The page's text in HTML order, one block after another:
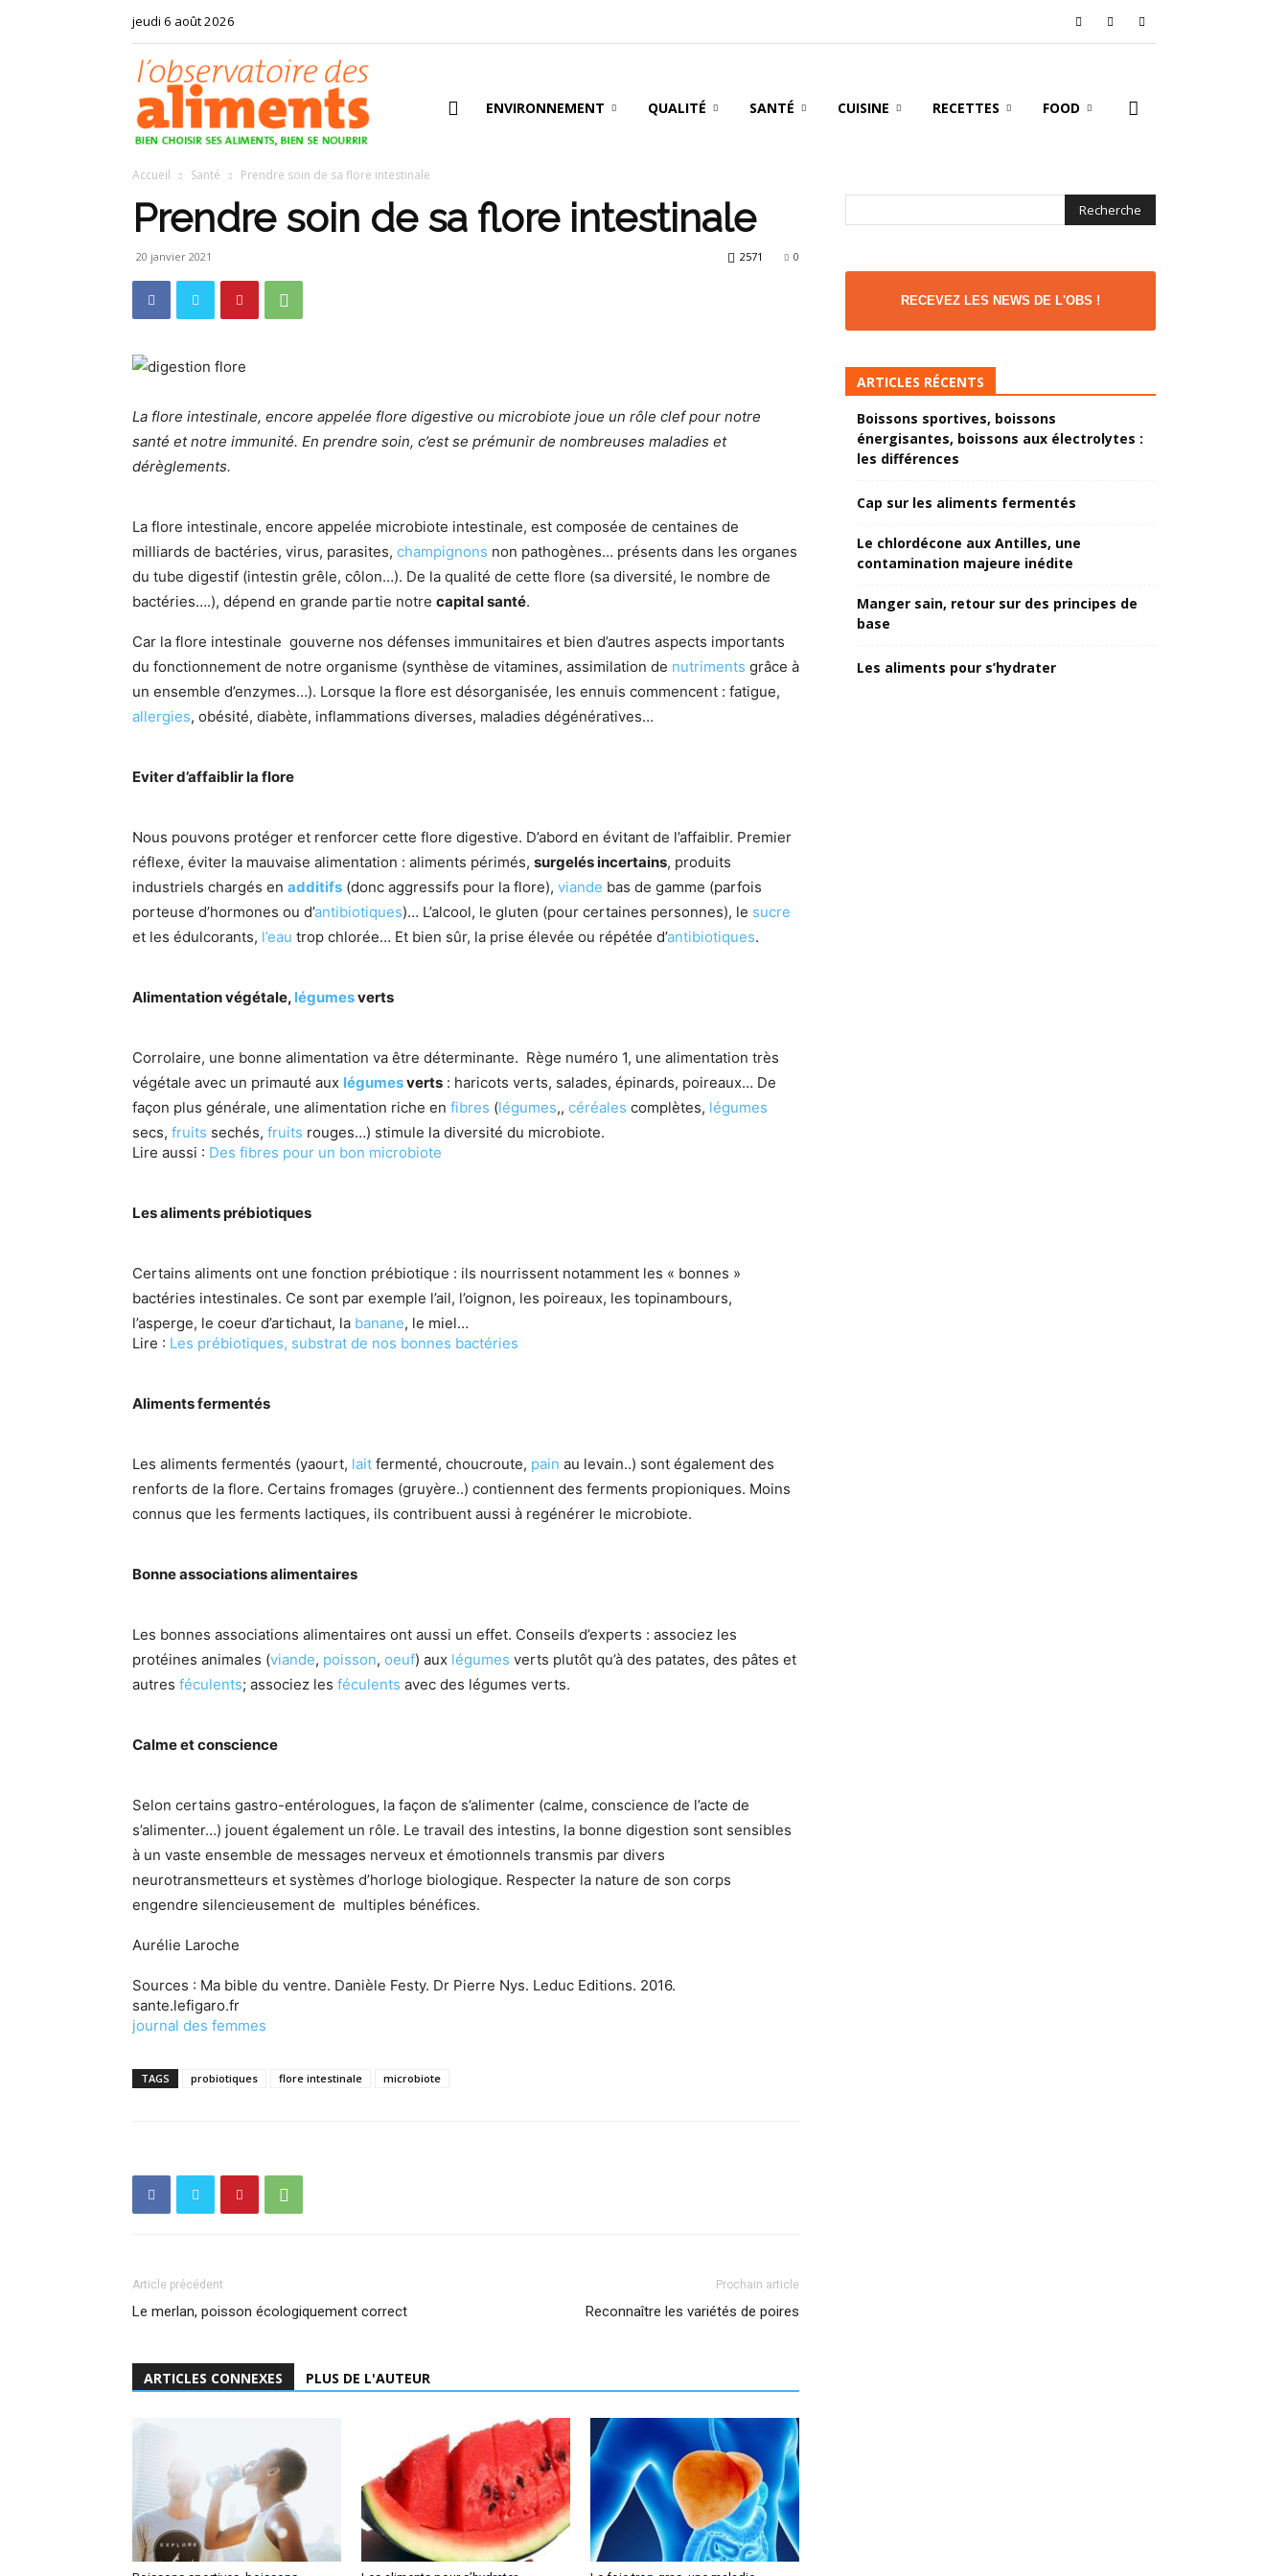
jeudi 6 août 2026
ENVIRONNEMENT QUALITÉ SANTÉ CUISINE RECETTES FOOD
Accueil Santé Prendre soin de sa flore intestinale
Prendre soin de sa flore intestinale
20 janvier 2021 0
2571
La flore intestinale, encore appelée flore digestive ou microbiote joue un rôle clef pour notre
santé et notre immunité. En prendre soin, c’est se prémunir de nombreuses maladies et
dérèglements.
La flore intestinale, encore appelée microbiote intestinale, est composée de centaines de
milliards de bactéries, virus, parasites, champignons non pathogènes… présents dans les organes
du tube digestif (intestin grêle, côlon…). De la qualité de cette flore (sa diversité, le nombre de
bactéries….), dépend en grande partie notre capital santé.
Car la flore intestinale gouverne nos défenses immunitaires et bien d’autres aspects importants
du fonctionnement de notre organisme (synthèse de vitamines, assimilation de nutriments grâce à
un ensemble d’enzymes…). Lorsque la flore est désorganisée, les ennuis commencent : fatigue,
allergies, obésité, diabète, inflammations diverses, maladies dégénératives…
Eviter d’affaiblir la flore
Nous pouvons protéger et renforcer cette flore digestive. D’abord en évitant de l’affaiblir. Premier
réflexe, éviter la mauvaise alimentation : aliments périmés, surgelés incertains, produits
industriels chargés en additifs (donc aggressifs pour la flore), viande bas de gamme (parfois
porteuse d’hormones ou d’antibiotiques)… L’alcool, le gluten (pour certaines personnes), le sucre
et les édulcorants, l’eau trop chlorée… Et bien sûr, la prise élevée ou répétée d’antibiotiques.
Alimentation végétale, légumesverts
Corrolaire, une bonne alimentation va être déterminante. Rège numéro 1, une alimentation très
végétale avec un primauté aux légumesverts : haricots verts, salades, épinards, poireaux… De
façon plus générale, une alimentation riche en fibres (légumes,, céréales complètes, légumes
secs, fruits sechés, fruits rouges…) stimule la diversité du microbiote.
Lire aussi : Des fibres pour un bon microbiote
Les aliments prébiotiques
Certains aliments ont une fonction prébiotique : ils nourrissent notamment les « bonnes »
bactéries intestinales. Ce sont par exemple l’ail, l’oignon, les poireaux, les topinambours,
l’asperge, le coeur d’artichaut, la banane, le miel…
Lire : Les prébiotiques, substrat de nos bonnes bactéries
Aliments fermentés
Les aliments fermentés (yaourt, lait fermenté, choucroute, pain au levain..) sont également des
renforts de la flore. Certains fromages (gruyère..) contiennent des ferments propioniques. Moins
connus que les ferments lactiques, ils contribuent aussi à regénérer le microbiote.
Bonne associations alimentaires
Les bonnes associations alimentaires ont aussi un effet. Conseils d’experts : associez les
protéines animales (viande, poisson, oeuf) aux légumes verts plutôt qu’à des patates, des pâtes et
autres féculents; associez les féculents avec des légumes verts.
Calme et conscience
Selon certains gastro-entérologues, la façon de s’alimenter (calme, conscience de l’acte de
s’alimenter…) jouent également un rôle. Le travail des intestins, la bonne digestion sont sensibles
à un vaste ensemble de messages nerveux et émotionnels transmis par divers
neurotransmetteurs et systèmes d’horloge biologique. Respecter la nature de son corps
engendre silencieusement de multiples bénéfices.
Aurélie Laroche
Sources : Ma bible du ventre. Danièle Festy. Dr Pierre Nys. Leduc Editions. 2016.
sante.lefigaro.fr
journal des femmes
TAGS probiotiques flore intestinale microbiote
Article précédent
Le merlan, poisson écologiquement correct
Prochain article
Reconnaître les variétés de poires
ARTICLES CONNEXES PLUS DE L'AUTEUR
RECEVEZ LES NEWS DE L'OBS !
ARTICLES RÉCENTS
Boissons sportives, boissons
énergisantes, boissons aux électrolytes :
les différences
Cap sur les aliments fermentés
Le chlordécone aux Antilles, une
contamination majeure inédite
Manger sain, retour sur des principes de
base
Les aliments pour s’hydrater